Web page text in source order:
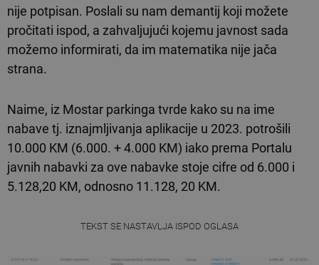
nije potpisan. Poslali su nam demantij koji možete
pročitati ispod, a zahvaljujući kojemu javnost sada
možemo informirati, da im matematika nije jača
strana.
Naime, iz Mostar parkinga tvrde kako su na ime
nabave tj. iznajmljivanja aplikacije u 2023. potrošili
10.000 KM (6.000. + 4.000 KM) iako prema Portalu
javnih nabavki za ove nabavke stoje cifre od 6.000 i
5.128,20 KM, odnosno 11.128, 20 KM.
TEKST SE NASTAVLJA ISPOD OGLASA